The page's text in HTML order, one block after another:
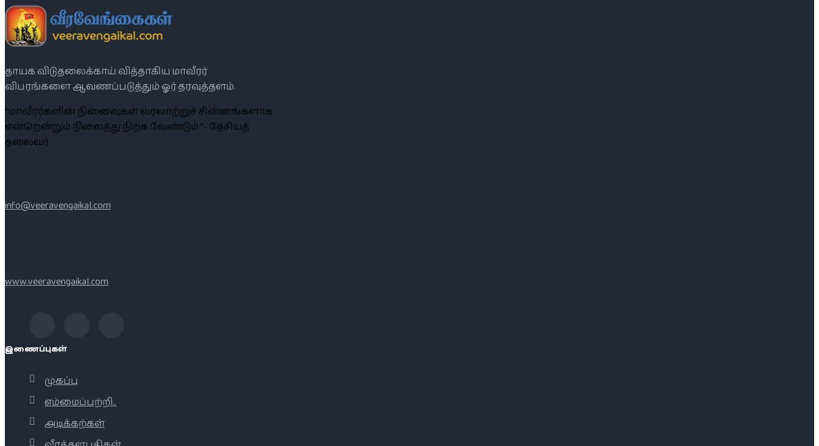
தாயக விடுதலைக்காய் வித்தாகிய மாவீரர்
விபரங்களை ஆவணப்படுத்தும் ஓர் தரவுத்தளம்.
“மாவீரர்களின் நினைவுகள் வரலாற்றுச் சின்னங்களாக
என்றென்றும் நிலைத்து நிற்க வேண்டும் ”- தேசியத்
தலைவர்
info@veeravengaikal.com
www.veeravengaikal.com
இணைப்புகள்
முகப்பு
எம்மைப்பற்றி..
அடிக்கற்கள்